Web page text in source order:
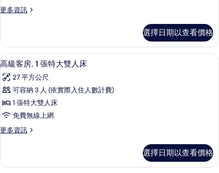
張
大
雙
人
床,
城
市
景
觀
有
更多資訊
更
客
房,
1
特
大
人
床,
市
詳
選擇日期以查看價格
顯
示
高
級
客
1
特
客房內保險箱、書桌、遮光布/窗簾、
6
高級客房, 1 張特大雙人床
27 平方公尺
可容納 3 人 (依實際入住人數計費)
1 張特大雙人床
免費無線上網
更多資訊
更
客
選擇日期以查看價格